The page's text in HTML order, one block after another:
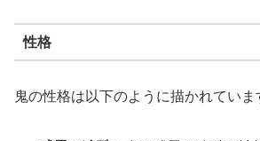
性格
鬼の性格は以下のように描かれていま